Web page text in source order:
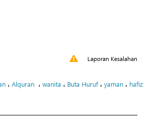
Laporan Kesalahan
، Alquran ، wanita ، Buta Huruf، yaman ، hafiz